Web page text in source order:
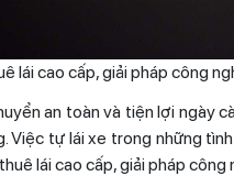
lái cao cấp, giải pháp công
an toàn và tiện lợi
Việc tự lái xe trong những
lái cao cấp, giải pháp